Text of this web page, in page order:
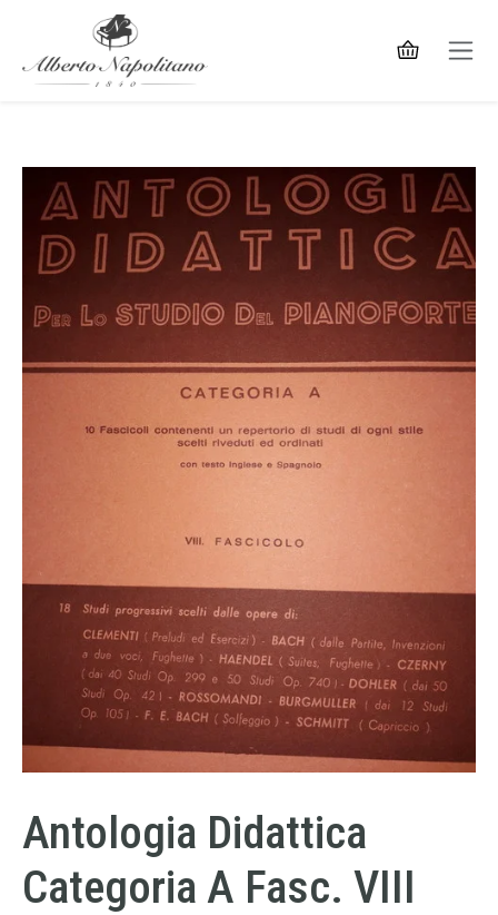
Antologia Didattica
Categoria A Fasc. VIII